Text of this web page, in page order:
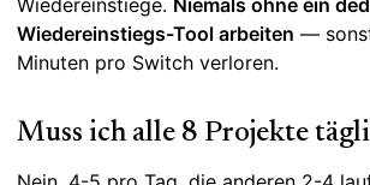
Wiedereinstiege. Niemals ohne ein
Wiedereinstiegs-Tool arbeiten —
Minuten pro Switch verloren.
Muss ich alle 8 Projekte